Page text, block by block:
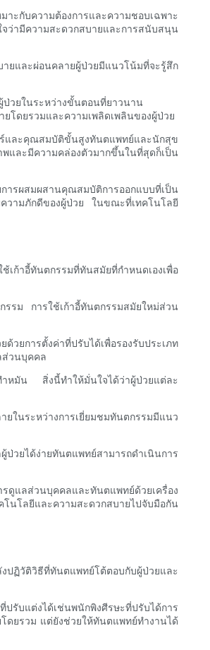
ะกับความต้องการและความชอบเฉพาะ
จว่ามีความสะดวกสบายและการสนับสนุน
และผ่อนคลายผู้ป่วยมีแนวโน้มที่จะรู้สึก
วยในระหว่างขั้นตอนที่ยาวนาน
โดยรวมและความเพลิดเพลินของผู้ป่วย
ร์และคุณสมบัติขั้นสูงทันตแพทย์และนักสุข
ละมีความคล่องตัวมากขึ้นในที่สุดก็เป็น
ารผสมผสานคุณสมบัติการออกแบบที่เป็น
วามภักดีของผู้ป่วย ในขณะที่เทคโนโลยี
ก้าอี้ทันตกรรมที่ทันสมัยที่กำหนดเองเพื่อ
รรม การใช้เก้าอี้ทันตกรรมสมัยใหม่ส่วน
วยการตั้งค่าที่ปรับได้เพื่อรองรับประเภท
ส่วนบุคคล
ทำหมัน สิ่งนี้ทำให้มั่นใจได้ว่าผู้ป่วยแต่ละ
ในระหว่างการเยี่ยมชมทันตกรรมมีแนว
วยได้ง่ายทันตแพทย์สามารถดำเนินการ
ดูแลส่วนบุคคลและทันตแพทย์ด้วยเครื่อง
โนโลยีและความสะดวกสบายไปจับมือกัน
ปฏิวัติวิธีที่ทันตแพทย์โต้ตอบกับผู้ป่วยและ
รับแต่งได้เช่นพนักพิงศีรษะที่ปรับได้การ
ดยรวม แต่ยังช่วยให้ทันตแพทย์ทำงานได้